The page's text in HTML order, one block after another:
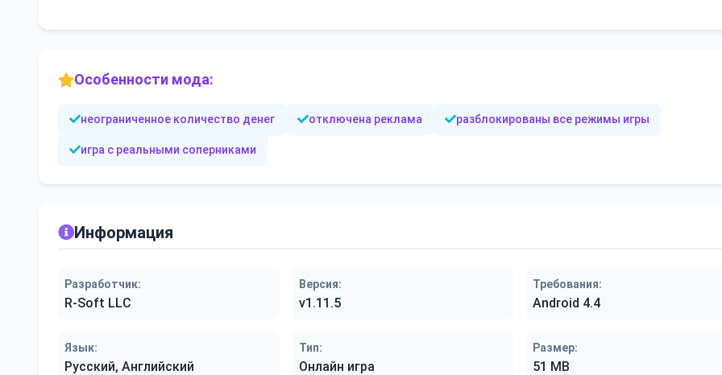
Особенности мода:
неограниченное количество денег отключена реклама разблокированы все режимы игры
игра с реальными соперниками
Информация
Разработчик:
R-Soft LLC
Версия:
v1.11.5
Требования:
Android 4.4
Язык:
Русский, Английский
Тип:
Онлайн игра
Размер:
51 MB